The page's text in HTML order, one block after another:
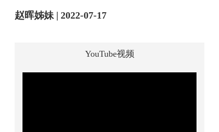
赵晖姊妹 | 2022-07-17
YouTube视频